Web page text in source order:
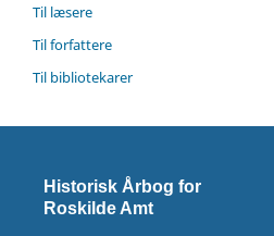
Til læsere
Til forfattere
Til bibliotekarer
Historisk Årbog for
Roskilde Amt